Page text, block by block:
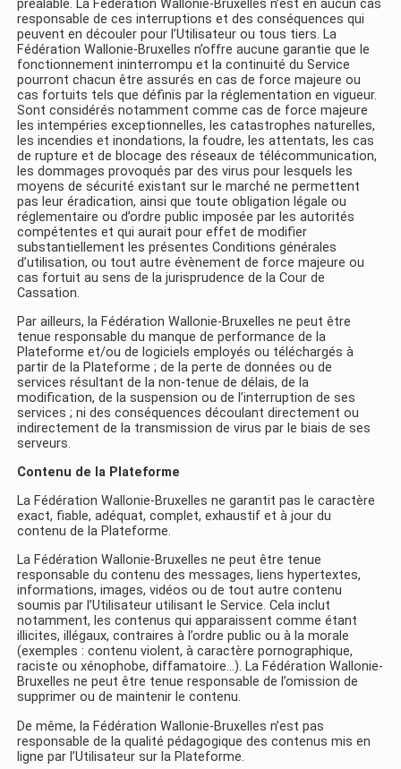
préalable. La Fédération Wallonie-Bruxelles n’est en aucun cas
responsable de ces interruptions et des conséquences qui
peuvent en découler pour l’Utilisateur ou tous tiers. La
Fédération Wallonie-Bruxelles n’offre aucune garantie que le
fonctionnement ininterrompu et la continuité du Service
pourront chacun être assurés en cas de force majeure ou
cas fortuits tels que définis par la réglementation en vigueur.
Sont considérés notamment comme cas de force majeure
les intempéries exceptionnelles, les catastrophes naturelles,
les incendies et inondations, la foudre, les attentats, les cas
de rupture et de blocage des réseaux de télécommunication,
les dommages provoqués par des virus pour lesquels les
moyens de sécurité existant sur le marché ne permettent
pas leur éradication, ainsi que toute obligation légale ou
réglementaire ou d’ordre public imposée par les autorités
compétentes et qui aurait pour effet de modifier
substantiellement les présentes Conditions générales
d’utilisation, ou tout autre évènement de force majeure ou
cas fortuit au sens de la jurisprudence de la Cour de
Cassation.
Par ailleurs, la Fédération Wallonie-Bruxelles ne peut être
tenue responsable du manque de performance de la
Plateforme et/ou de logiciels employés ou téléchargés à
partir de la Plateforme ; de la perte de données ou de
services résultant de la non-tenue de délais, de la
modification, de la suspension ou de l’interruption de ses
services ; ni des conséquences découlant directement ou
indirectement de la transmission de virus par le biais de ses
serveurs.
Contenu de la Plateforme
La Fédération Wallonie-Bruxelles ne garantit pas le caractère
exact, fiable, adéquat, complet, exhaustif et à jour du
contenu de la Plateforme.
La Fédération Wallonie-Bruxelles ne peut être tenue
responsable du contenu des messages, liens hypertextes,
informations, images, vidéos ou de tout autre contenu
soumis par l’Utilisateur utilisant le Service. Cela inclut
notamment, les contenus qui apparaissent comme étant
illicites, illégaux, contraires à l’ordre public ou à la morale
(exemples : contenu violent, à caractère pornographique,
raciste ou xénophobe, diffamatoire…). La Fédération Wallonie-
Bruxelles ne peut être tenue responsable de l’omission de
supprimer ou de maintenir le contenu.
De même, la Fédération Wallonie-Bruxelles n’est pas
responsable de la qualité pédagogique des contenus mis en
ligne par l’Utilisateur sur la Plateforme.